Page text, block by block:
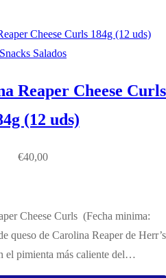
Snacks Salados
Reaper Cheese Curls
(12 uds)
€40,00
Cheese Curls (Fecha minima:
queso de Carolina Reaper de Herr’s
el pimienta más caliente del…